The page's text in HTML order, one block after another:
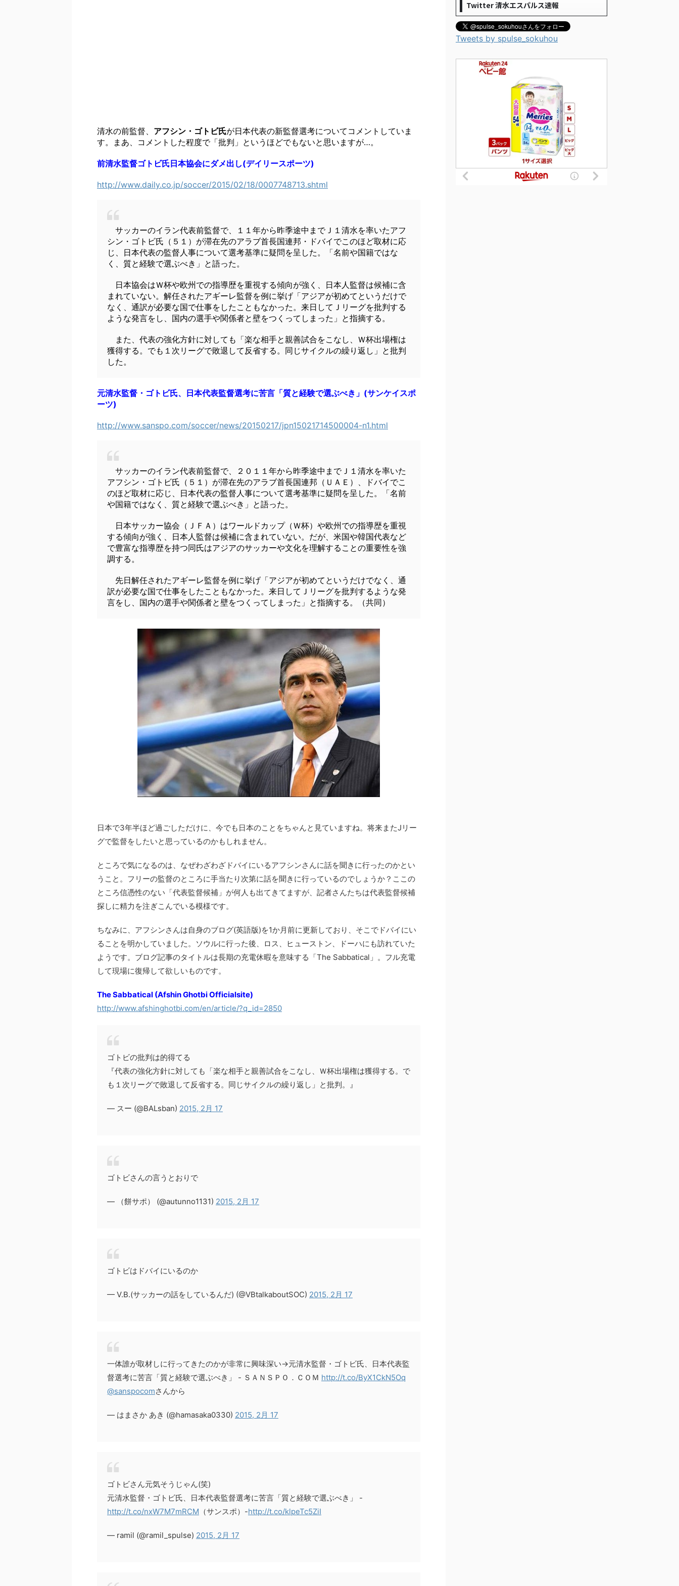
清水の前監督、 アフシン・ゴトビ氏が日本代表の新監督選考についてコメントしていま
す。まあ、コメントした程度で「批判」というほどでもないと思いますが…。
前清水監督ゴトビ氏日本協会にダメ出し(デイリースポーツ)
http://www.daily.co.jp/soccer/2015/02/18/0007748713.shtml
サッカーのイラン代表前監督で、１１年から昨季途中までＪ１清水を率いたアフ
シン・ゴトビ氏（５１）が滞在先のアラブ首長国連邦・ドバイでこのほど取材に応
じ、日本代表の監督人事について選考基準に疑問を呈した。「名前や国籍ではな
く、質と経験で選ぶべき」と語った。
日本協会はＷ杯や欧州での指導歴を重視する傾向が強く、日本人監督は候補に含
まれていない。解任されたアギーレ監督を例に挙げ「アジアが初めてというだけで
なく、通訳が必要な国で仕事をしたこともなかった。来日してＪリーグを批判する
ような発言をし、国内の選手や関係者と壁をつくってしまった」と指摘する。
また、代表の強化方針に対しても「楽な相手と親善試合をこなし、Ｗ杯出場権は
獲得する。でも１次リーグで敗退して反省する。同じサイクルの繰り返し」と批判
した。
元清水監督・ゴトビ氏、日本代表監督選考に苦言「質と経験で選ぶべき」(サンケイスポ
ーツ)
http://www.sanspo.com/soccer/news/20150217/jpn15021714500004-n1.html
サッカーのイラン代表前監督で、２０１１年から昨季途中までＪ１清水を率いた
アフシン・ゴトビ氏（５１）が滞在先のアラブ首長国連邦（ＵＡＥ）、ドバイでこ
のほど取材に応じ、日本代表の監督人事について選考基準に疑問を呈した。「名前
や国籍ではなく、質と経験で選ぶべき」と語った。
日本サッカー協会（ＪＦＡ）はワールドカップ（Ｗ杯）や欧州での指導歴を重視
する傾向が強く、日本人監督は候補に含まれていない。だが、米国や韓国代表など
で豊富な指導歴を持つ同氏はアジアのサッカーや文化を理解することの重要性を強
調する。
先日解任されたアギーレ監督を例に挙げ「アジアが初めてというだけでなく、通
訳が必要な国で仕事をしたこともなかった。来日してＪリーグを批判するような発
言をし、国内の選手や関係者と壁をつくってしまった」と指摘する。（共同）
日本で3年半ほど過ごしただけに、今でも日本のことをちゃんと見ていますね。将来またJリー
グで監督をしたいと思っているのかもしれません。
ところで気になるのは、なぜわざわざドバイにいるアフシンさんに話を聞きに行ったのかとい
うこと。フリーの監督のところに手当たり次第に話を聞きに行っているのでしょうか？ここの
ところ信憑性のない「代表監督候補」が何人も出てきてますが、記者さんたちは代表監督候補
探しに精力を注ぎこんでいる模様です。
ちなみに、アフシンさんは自身のブログ(英語版)を1か月前に更新しており、そこでドバイにい
ることを明かしていました。ソウルに行った後、ロス、ヒューストン、ドーハにも訪れていた
ようです。ブログ記事のタイトルは長期の充電休暇を意味する「The Sabbatical」。フル充電
して現場に復帰して欲しいものです。
The Sabbatical (Afshin Ghotbi Officialsite)
http://www.afshinghotbi.com/en/article/?q_id=2850
ゴトビの批判は的得てる
『代表の強化方針に対しても「楽な相手と親善試合をこなし、Ｗ杯出場権は獲得する。で
も１次リーグで敗退して反省する。同じサイクルの繰り返し」と批判。』
— スー (@BALsban) 2015, 2月 17
ゴトビさんの言うとおりで
— （餅サポ） (@autunno1131) 2015, 2月 17
ゴトビはドバイにいるのか
— V.B.(サッカーの話をしているんだ) (@VBtalkaboutSOC) 2015, 2月 17
一体誰が取材しに行ってきたのかが非常に興味深い→元清水監督・ゴトビ氏、日本代表監
督選考に苦言「質と経験で選ぶべき」 - ＳＡＮＳＰＯ．ＣＯＭ http://t.co/ByX1CkN5Oq
@sanspocomさんから
— はまさか あき (@hamasaka0330) 2015, 2月 17
ゴトビさん元気そうじゃん(笑)
元清水監督・ゴトビ氏、日本代表監督選考に苦言「質と経験で選ぶべき」 -
http://t.co/nxW7M7mRCM （サンスポ）-http://t.co/klpeTc5ZiI
— ramil (@ramil_spulse) 2015, 2月 17
Twitter 清水エスパルス速報
Tweets by spulse_sokuhou